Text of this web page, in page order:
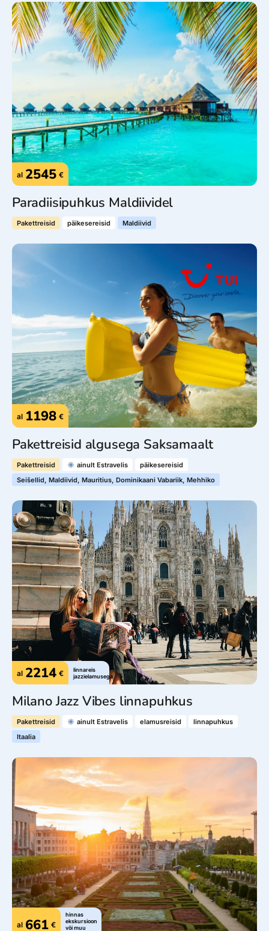
al 2545 €
Paradiisipuhkus Maldiividel
Pakettreisid päikesereisid Maldiivid
al 1198 €
Pakettreisid algusega Saksamaalt
Pakettreisid ainult Estravelis
päikesereisid
Seišellid, Maldiivid, Mauritius, Dominikaani Vabariik, Mehhiko
al 2214 €
linnareis
jazzielamusega
Milano Jazz Vibes linnapuhkus
Pakettreisid ainult Estravelis elamusreisid
linnapuhkus
Itaalia
al 661 €
hinnas
ekskursioon
või muu
© 2025 Estravel Meist
Bürood ja kontaktid
Reisikonsultandid
Tule tööle! Uudised ja pressiteated
Teenustasud Müügitingimused
Privaatsusteave
Küpsiste info
Jälgi meid